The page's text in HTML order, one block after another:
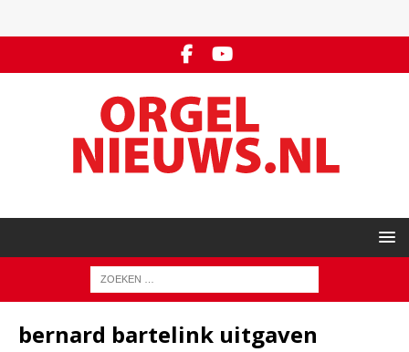
bernard bartelink uitgaven